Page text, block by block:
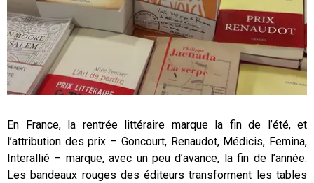
En France, la rentrée littéraire marque la fin de l’été, et
l’attribution des prix – Goncourt, Renaudot, Médicis, Femina,
Interallié – marque, avec un peu d’avance, la fin de l’année.
Les bandeaux rouges des éditeurs transforment les tables